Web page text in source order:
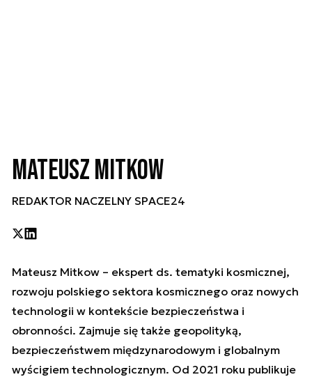
Mateusz Mitkow
REDAKTOR NACZELNY SPACE24
Mateusz Mitkow – ekspert ds. tematyki kosmicznej,
rozwoju polskiego sektora kosmicznego oraz nowych
technologii w kontekście bezpieczeństwa i
obronności. Zajmuje się także geopolityką,
bezpieczeństwem międzynarodowym i globalnym
wyścigiem technologicznym. Od 2021 roku publikuje